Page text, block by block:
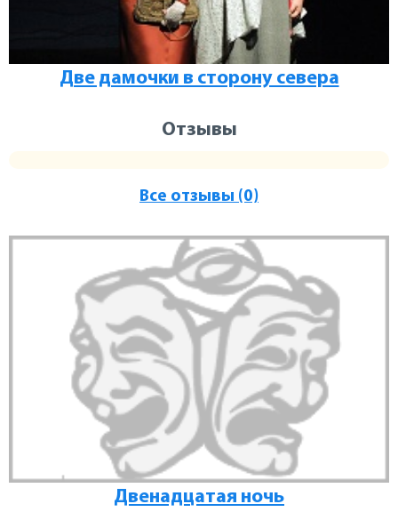
Две дамочки в сторону севера
Отзывы
Все отзывы (0)
Двенадцатая ночь